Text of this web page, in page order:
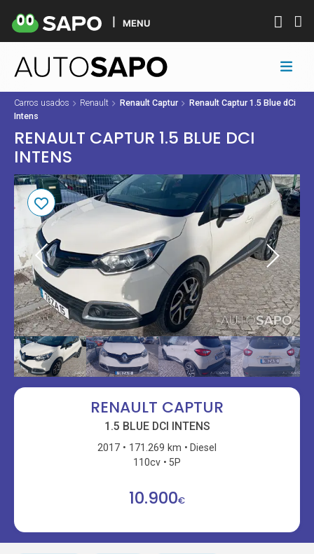
MENU
Carros usados Renault Renault Captur
Renault Captur 1.5 Blue dCi
Intens
RENAULT CAPTUR 1.5 BLUE DCI
INTENS
RENAULT CAPTUR
1.5 BLUE DCI INTENS
2017 171.269 km
Diesel
110cv
5P
10.900€